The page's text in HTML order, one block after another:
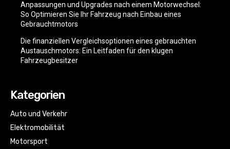
Anpassungen und Upgrades nach einem Motorwechsel:
So Optimieren Sie Ihr Fahrzeug nach Einbau eines
Gebrauchtmotors
Die finanziellen Vergleichsoptionen eines gebrauchten
Austauschmotors: Ein Leitfaden für den klugen
Fahrzeugbesitzer
Kategorien
Auto und Verkehr
Elektromobilität
Motorsport